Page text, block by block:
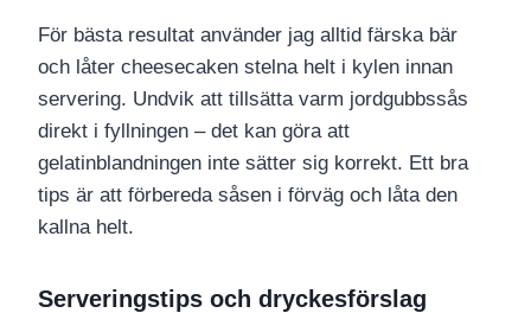
För bästa resultat använder jag alltid färska bär
och låter cheesecaken stelna helt i kylen innan
servering. Undvik att tillsätta varm jordgubbssås
direkt i fyllningen – det kan göra att
gelatinblandningen inte sätter sig korrekt. Ett bra
tips är att förbereda såsen i förväg och låta den
kallna helt.
Serveringstips och dryckesförslag